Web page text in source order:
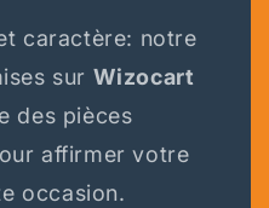
caractère: notre
sur Wizocart
des pièces
affirmer votre
occasion.